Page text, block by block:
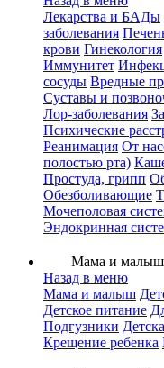
Лекарства и БАДы
заболевания
крови Гинекология
Иммунитет
сосуды Вредные
Суставы и
Лор-заболевания
Психические
Реанимация От
полостью рта)
Простуда, грипп
Обезболивающие
Мочеполовая
Эндокринная
Мама и малыш
Назад в меню
Мама и малыш
Детское питание
Подгузники
Крещение ребенка